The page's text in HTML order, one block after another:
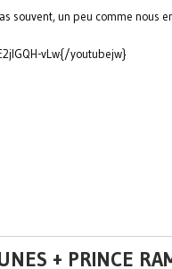
souvent, un peu comme nous
vLw{/youtubejw}
+ PRINCE